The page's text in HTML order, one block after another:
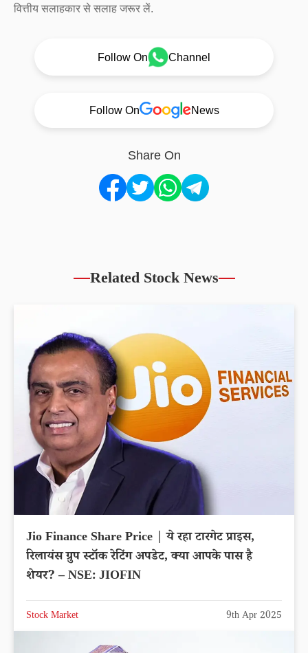
वित्तीय सलाहकार से सलाह जरूर लें.
Follow On Channel
Follow On News
Share On
Related Stock News
Jio Finance Share Price | ये रहा टारगेट प्राइस,
रिलायंस ग्रुप स्टॉक रेटिंग अपडेट, क्या आपके पास है
शेयर? – NSE: JIOFIN
Stock Market 9th Apr 2025